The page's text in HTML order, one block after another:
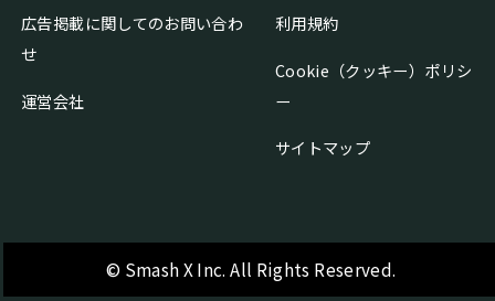
広告掲載に関してのお問い合わ
せ
運営会社
利用規約
Cookie（クッキー）ポリシ
ー
サイトマップ
© Smash X Inc. All Rights Reserved.